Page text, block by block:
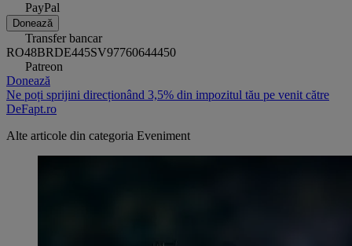
PayPal
Donează
Transfer bancar
RO48BRDE445SV97760644450
Patreon
Donează
Ne poți sprijini direcționând 3,5% din impozitul tău pe venit către
DeFapt.ro
Alte articole din categoria Eveniment